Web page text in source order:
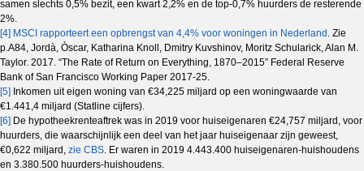
samen slechts 0,5% bezit, een kwart 2,2% en de top-0,7% huurders de resterende
2%.
[4] MSCI rapporteert een opbrengst van 4,4% voor woningen in Nederland . Zie
p.A84, Jordà, Òscar, Katharina Knoll, Dmitry Kuvshinov, Moritz Schularick, Alan M.
Taylor. 2017. “The Rate of Return on Everything, 1870–2015” Federal Reserve
Bank of San Francisco Working Paper 2017-25.
[5] Inkomen uit eigen woning van €34,225 miljard op een woningwaarde van
€1.441,4 miljard (Statline cijfers).
[6] De hypotheekrenteaftrek was in 2019 voor huiseigenaren €24,757 miljard, voor
huurders, die waarschijnlijk een deel van het jaar huiseigenaar zijn geweest,
€0,622 miljard, zie CBS. Er waren in 2019 4.443.400 huiseigenaren-huishoudens
en 3.380.500 huurders-huishoudens.